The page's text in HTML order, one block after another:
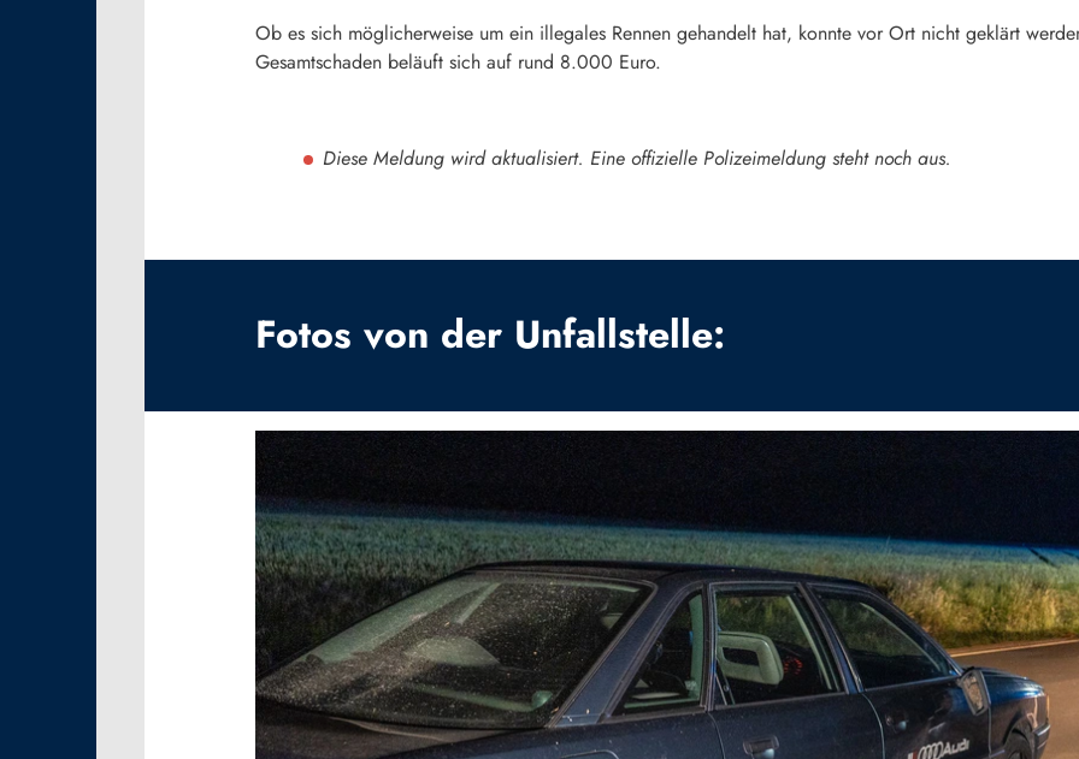
Ob es sich möglicherweise um ein illegales Rennen gehandelt hat, konnte vor Ort nicht geklärt
Gesamtschaden beläuft sich auf rund 8.000 Euro.
Diese Meldung wird aktualisiert. Eine offizielle Polizeimeldung steht noch aus.
Fotos von der Unfallstelle: